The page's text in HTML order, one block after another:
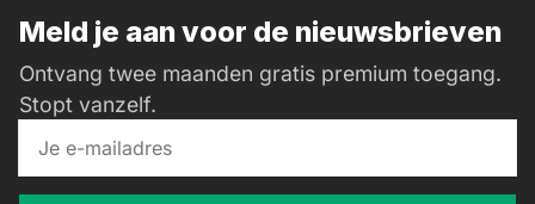
Meld je aan voor de nieuwsbrieven
Ontvang twee maanden gratis premium toegang.
Stopt vanzelf.